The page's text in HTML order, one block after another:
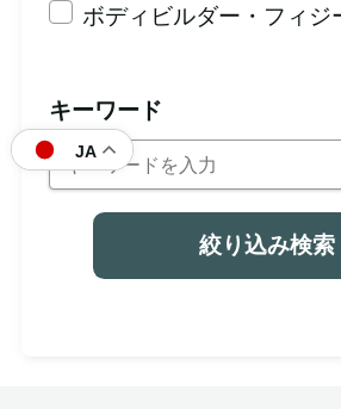
ボディビルダー・フィジ
キーワード
絞り込み検索
JA